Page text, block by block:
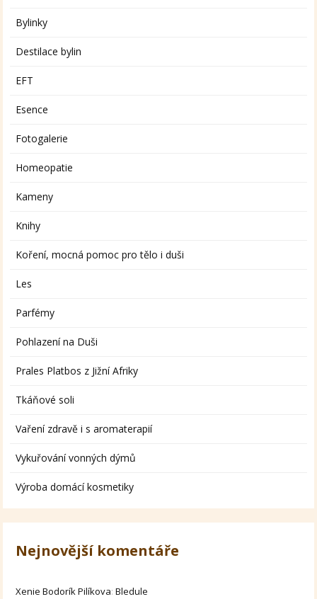
Bylinky
Destilace bylin
EFT
Esence
Fotogalerie
Homeopatie
Kameny
Knihy
Koření, mocná pomoc pro tělo i duši
Les
Parfémy
Pohlazení na Duši
Prales Platbos z Jižní Afriky
Tkáňové soli
Vaření zdravě i s aromaterapií
Vykuřování vonných dýmů
Výroba domácí kosmetiky
Nejnovější komentáře
Xenie Bodorík Pilíkova:Bledule